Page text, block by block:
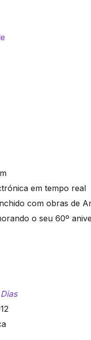
em tempo real
com obras de
o seu 60º